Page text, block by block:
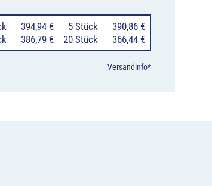
394,94 € 5 Stück
390,86 €
386,79 € 20 Stück 366,44 €
Versandinfo*